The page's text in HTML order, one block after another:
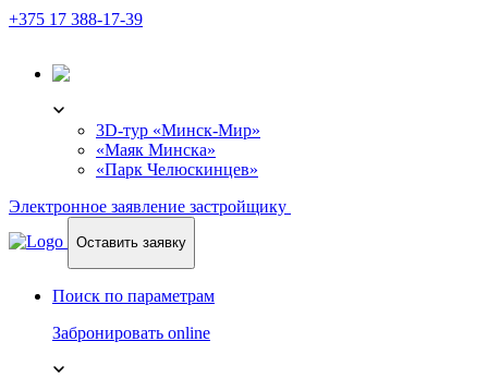
+375 17 388-17-39
3D-тур «Минск-Мир»
«Маяк Минска»
«Парк Челюскинцев»
Электронное заявление застройщику
Оставить заявку
Поиск по параметрам
Забронировать online